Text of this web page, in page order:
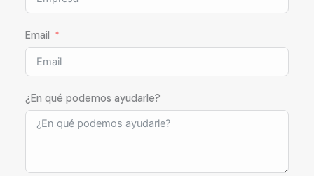
Email
¿En qué podemos ayudarle?